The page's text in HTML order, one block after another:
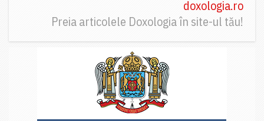
doxologia.ro
Preia articolele Doxologia în site-ul tău!